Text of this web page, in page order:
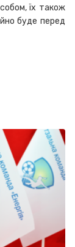
їх також
буде перед